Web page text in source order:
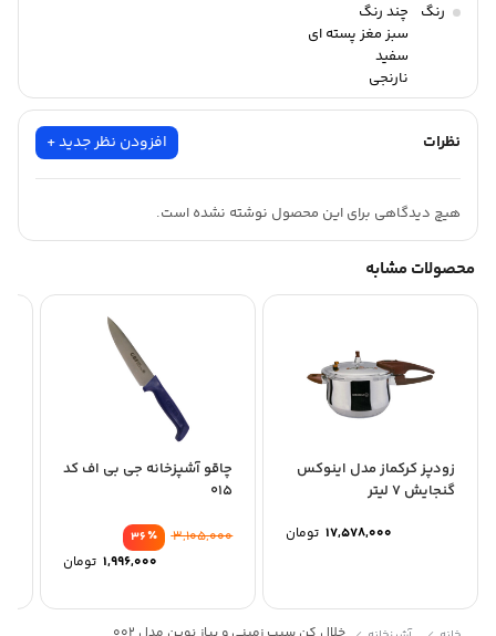
81حفره ای برای تهیه خلال سیب زمینی به سایزهای دلخواه تیغه های
بسیار تیز بدون نیاز به ایجاد فشار زیاد •پایه مناسب جهت ایجاد
استحکام و جلوگیر از لغزش • دسته های فلزی آبکاری شده و پایه و بدنه
رنگ
چند رنگ
سبز مغز پسته ای
سفید
نارنجی
نظرات افزودن نظر جدید +
هیچ دیدگاهی برای این محصول نوشته نشده است.
محصولات مشابه
زودپز کرکماز مدل اینوکس
گنجایش 7 لیتر
17,578,000 تومان
چاقو آشپزخانه جی بی اف کد
015
٪36
3,105,000
1,996,000 تومان